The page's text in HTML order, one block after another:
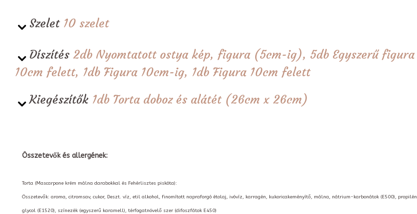
Szelet 10 szelet
Díszítés 2db Nyomtatott ostya kép, figura (5cm-ig), 5db Egyszerű figura
10cm felett, 1db Figura 10cm-ig, 1db Figura 10cm felett
Kiegészítők 1db Torta doboz és alátét (26cm x 26cm)
Összetevők és allergének:
Torta (Mascarpone krém málna darabokkal és Fehérlisztes piskóta):
Összetevők: aroma, citromsav, cukor, Deszt. víz, etil alkohol, finomított napraforgó étolaj, ivóvíz, karragén, kukoricakeményítő, málna, nátrium-karbonátok (E500), propilén
glycol (E1520), színezék (egyszerű karamell), térfogatnövelő szer (difoszfátok E450)